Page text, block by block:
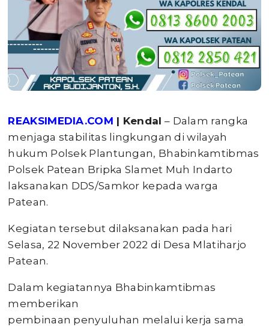
REAKSIMEDIA.COM | Kendal – Dalam rangka
menjaga stabilitas lingkungan di wilayah
hukum Polsek Plantungan, Bhabinkamtibmas
Polsek Patean Bripka Slamet Muh Indarto
laksanakan DDS/Samkor kepada warga
Patean.
Kegiatan tersebut dilaksanakan pada hari
Selasa, 22 November 2022 di Desa Mlatiharjo
Patean.
Dalam kegiatannya Bhabinkamtibmas
memberikan
pembinaan penyuluhan melalui kerja sama